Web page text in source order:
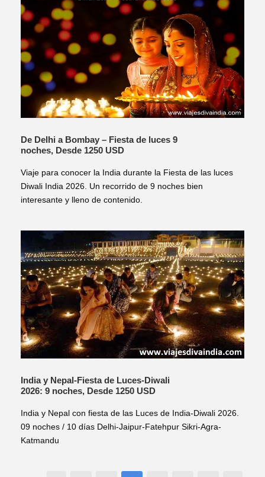
De Delhi a Bombay – Fiesta de luces 9
noches, Desde 1250 USD
Viaje para conocer la India durante la Fiesta de las luces
Diwali India 2026. Un recorrido de 9 noches bien
interesante y lleno de contenido.
India y Nepal-Fiesta de Luces-Diwali
2026: 9 noches, Desde 1250 USD
India y Nepal con fiesta de las Luces de India-Diwali 2026.
09 noches / 10 días Delhi-Jaipur-Fatehpur Sikri-Agra-
Katmandu